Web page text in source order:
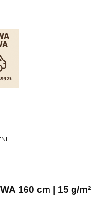
160 cm | 15 g/m²